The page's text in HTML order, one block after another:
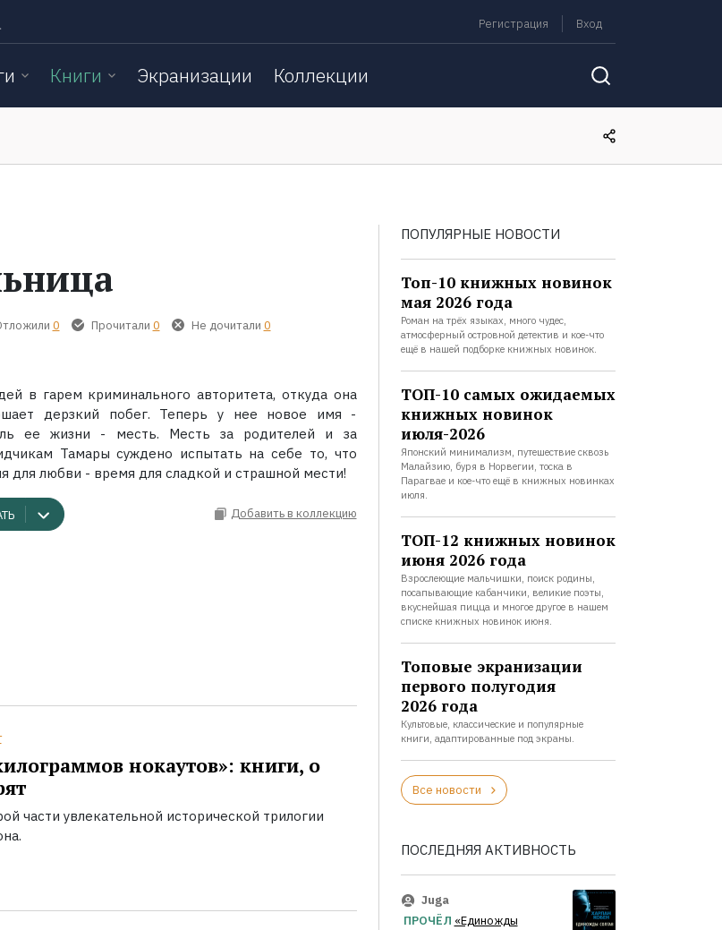
Регистрация Вход
Книги Экранизации Коллекции
0 Прочитали 0 Не дочитали 0
в гарем криминального авторитета, откуда она
дерзкий побег. Теперь у нее новое имя -
ее жизни - месть. Месть за родителей и за
Тамары суждено испытать на себе то, что
для любви - время для сладкой и страшной мести!
Добавить в коллекцию
нокаутов»: книги, о
части увлекательной исторической трилогии
ПОПУЛЯРНЫЕ НОВОСТИ
Топ-10 книжных новинок
мая 2026 года
Роман на трёх языках, много чудес,
атмосферный островной детектив и кое-что
ещё в нашей подборке книжных новинок.
ТОП-10 самых ожидаемых
книжных новинок
июля-2026
Японский минимализм, путешествие сквозь
Малайзию, буря в Норвегии, тоска в
Парагвае и кое-что ещё в книжных новинках
июля.
ТОП-12 книжных новинок
июня 2026 года
Взрослеющие мальчишки, поиск родины,
посапывающие кабанчики, великие поэты,
вкуснейшая пицца и многое другое в нашем
списке книжных новинок июня.
Топовые экранизации
первого полугодия
2026 года
Культовые, классические и популярные
книги, адаптированные под экраны.
Все новости
ПОСЛЕДНЯЯ АКТИВНОСТЬ
Juga
ПРОЧЁЛ «Единожды